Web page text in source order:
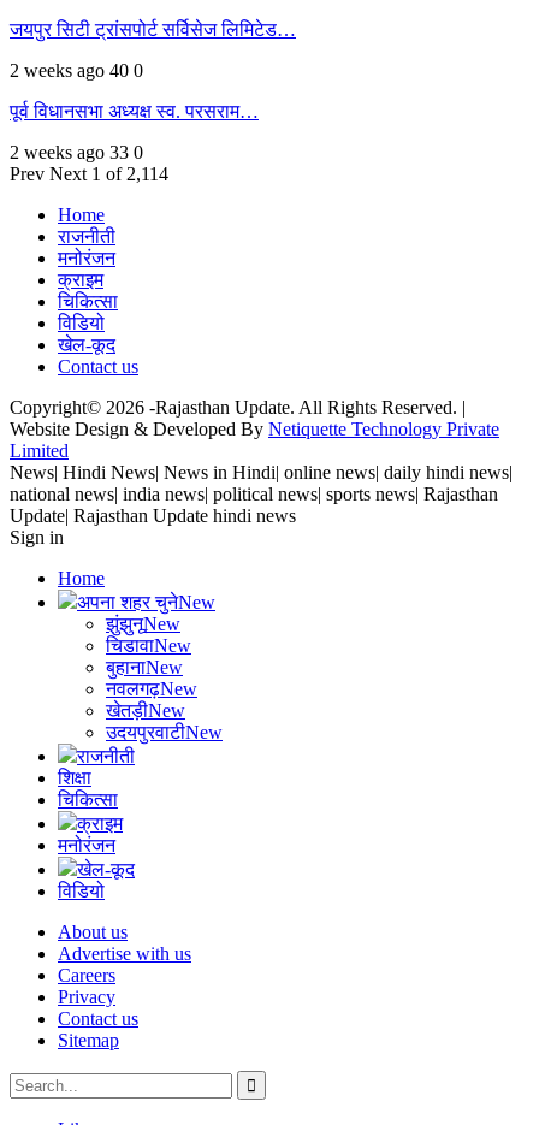
जयपुर सिटी ट्रांसपोर्ट सर्विसेज लिमिटेड…
2 weeks ago 40 0
पूर्व विधानसभा अध्यक्ष स्व. परसराम…
2 weeks ago 33 0
Prev Next 1 of 2,114
Home
राजनीती
मनोरंजन
क्राइम
चिकित्सा
विडियो
खेल-कूद
Contact us
Copyright© 2026 -Rajasthan Update. All Rights Reserved. |
Website Design & Developed By Netiquette Technology Private
Limited
News| Hindi News| News in Hindi| online news| daily hindi news|
national news| india news| political news| sports news| Rajasthan
Update| Rajasthan Update hindi news
Sign in
Home
अपना शहर चुनेNew
झुंझुनूNew
चिडावाNew
बुहानाNew
नवलगढ़New
खेतड़ीNew
उदयपुरवाटीNew
राजनीती
शिक्षा
चिकित्सा
क्राइम
मनोरंजन
खेल-कूद
विडियो
About us
Advertise with us
Careers
Privacy
Contact us
Sitemap